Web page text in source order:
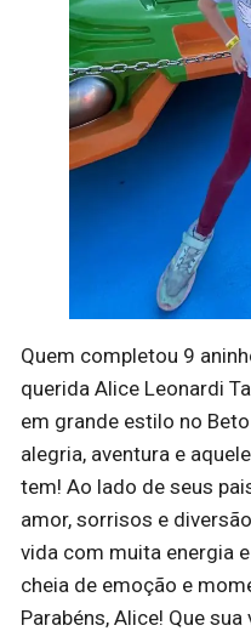
Quem completou 9
querida Alice Leonardi
em grande estilo no
alegria, aventura e
tem! Ao lado de seus
amor, sorrisos e
vida com muita energia
cheia de emoção e
Parabéns, Alice! Que